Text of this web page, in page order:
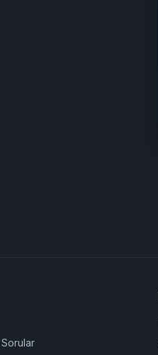
Sorular